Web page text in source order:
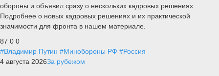
обороны и объявил сразу о нескольких кадровых решениях.
Подробнее о новых кадровых решениях и их практической
значимости для фронта в нашем материале.
87 0 0
#Владимир Путин #Минобороны РФ #Россия
4 августа 2026За рубежом